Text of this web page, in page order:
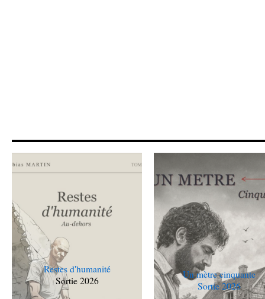
Restes d'humanité
Sortie 2026
Un mètre cinquante
Sortie 2026